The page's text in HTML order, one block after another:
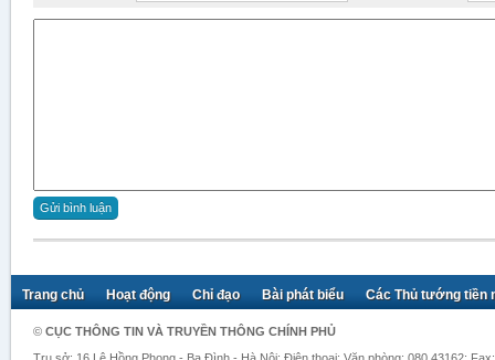
Trang chủ Hoạt động Chỉ đạo Bài phát biểu Các Thủ tướng tiền
© CỤC THÔNG TIN VÀ TRUYỀN THÔNG CHÍNH PHỦ